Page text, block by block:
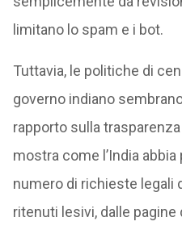
limitano lo spam e i bot.
Tuttavia, le politiche di
governo indiano
rapporto sulla
mostra come l’India
numero di richieste legali
ritenuti lesivi, dalle